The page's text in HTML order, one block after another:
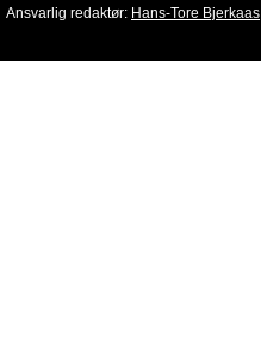
Ansvarlig redaktør: Hans-Tore Bjerkaas